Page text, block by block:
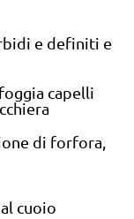
e definiti e
capelli
di forfora,
cuoio